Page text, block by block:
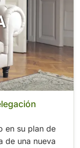
en su plan de
de una nueva